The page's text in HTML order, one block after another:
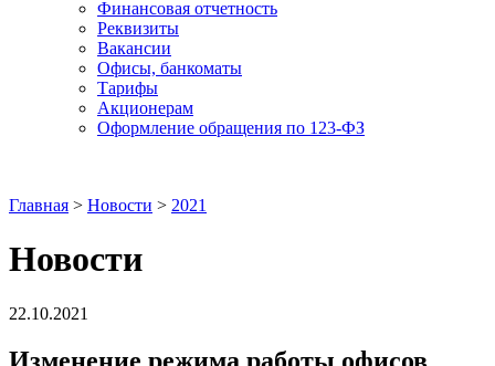
Финансовая отчетность
Реквизиты
Вакансии
Офисы, банкоматы
Тарифы
Акционерам
Оформление обращения по 123-ФЗ
Главная > Новости > 2021
Новости
22.10.2021
Изменение режима работы офисов